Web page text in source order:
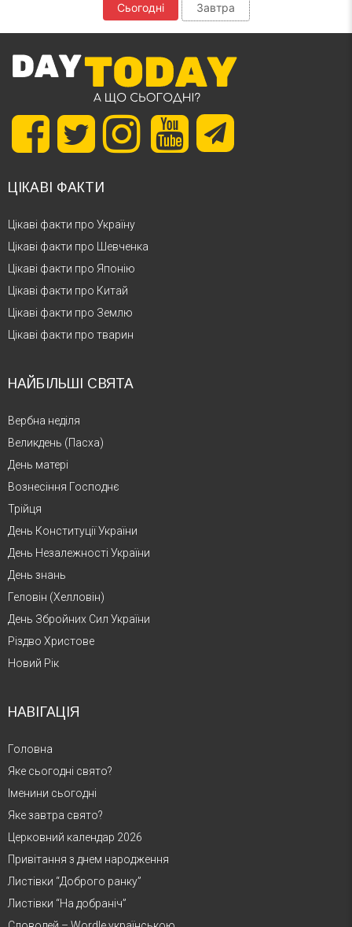
Сьогодні Завтра
ЦІКАВІ ФАКТИ
Цікаві факти про Україну
Цікаві факти про Шевченка
Цікаві факти про Японію
Цікаві факти про Китай
Цікаві факти про Землю
Цікаві факти про тварин
НАЙБІЛЬШІ СВЯТА
Вербна неділя
Великдень (Пасха)
День матері
Вознесіння Господнє
Трійця
День Конституції України
День Незалежності України
День знань
Геловін (Хелловін)
День Збройних Сил України
Різдво Христове
Новий Рік
НАВІГАЦІЯ
Головна
Яке сьогодні свято?
Іменини сьогодні
Яке завтра свято?
Церковний календар 2026
Привітання з днем народження
Листівки “Доброго ранку”
Листівки “На добраніч”